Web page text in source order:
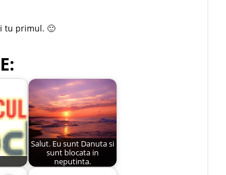
tu primul. 🙂
Salut. Eu sunt Danuta si
sunt blocata in
neputinta.